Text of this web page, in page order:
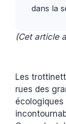
dans la
(Cet article
Les
rues des
écologiques